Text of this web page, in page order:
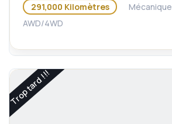
291,000 Kilomètres Mécanique
AWD/4WD
Trop tard !!!